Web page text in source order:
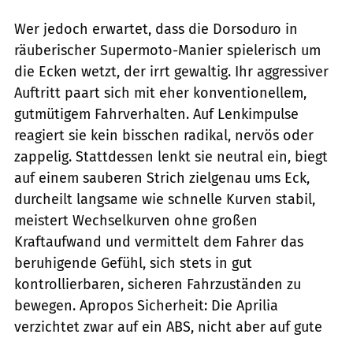
Wer jedoch erwartet, dass die Dorsoduro in
räuberischer Supermoto-Manier spielerisch um
die Ecken wetzt, der irrt gewaltig. Ihr aggressiver
Auftritt paart sich mit eher konventionellem,
gutmütigem Fahrverhalten. Auf Lenkimpulse
reagiert sie kein bisschen radikal, nervös oder
zappelig. Stattdessen lenkt sie neutral ein, biegt
auf einem sauberen Strich zielgenau ums Eck,
durcheilt langsame wie schnelle Kurven stabil,
meistert Wechselkurven ohne großen
Kraftaufwand und vermittelt dem Fahrer das
beruhigende Gefühl, sich stets in gut
kontrollierbaren, sicheren Fahrzuständen zu
bewegen. Apropos Sicherheit: Die Aprilia
verzichtet zwar auf ein ABS, nicht aber auf gute